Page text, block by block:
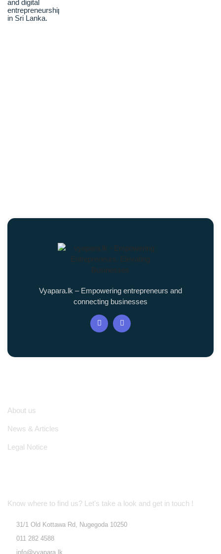
Vyapara.lk – Empowering entrepreneurs and
connecting businesses
About us
News & Articles
Legal Notice
Know where to find us? Let's take a look and get in touch !
31/1 Old Kottawa Rd, Nugegoda 10250
011 282 4588
info@vyapara.lk